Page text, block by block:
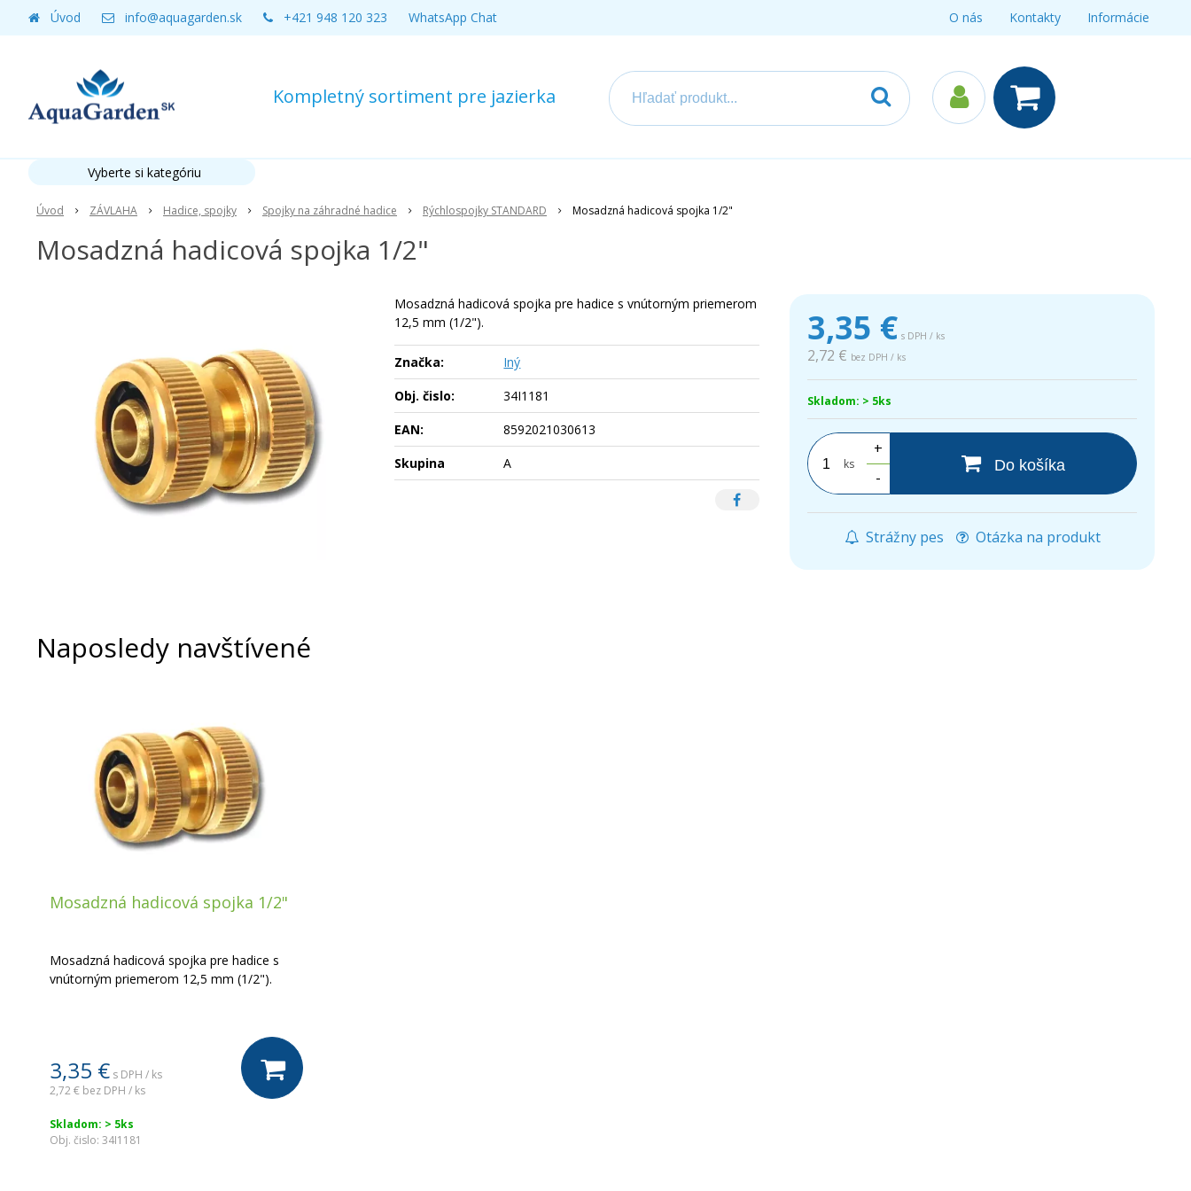
Kompletný sortiment pre jazierka
Úvod info@aquagarden.sk +421 948 120 323 WhatsApp Chat O nás Kontakty Informácie
Úvod ZÁVLAHA Hadice, spojky Spojky na záhradné hadice Rýchlospojky STANDARD Mosadzná hadicová spojka 1/2"
Mosadzná hadicová spojka 1/2"
3,35 € s DPH / ks
2,72 € bez DPH / ks
Skladom: > 5ks
ks
+
-
Do košíka
Strážny pes Otázka na produkt
Mosadzná hadicová spojka pre hadice s vnútorným priemerom
12,5 mm (1/2").
Značka:
Iný
Obj. čislo:
34I1181
EAN:
8592021030613
Skupina
A
Naposledy navštívené
Mosadzná hadicová spojka 1/2"
Mosadzná hadicová spojka pre hadice s
vnútorným priemerom 12,5 mm (1/2").
3,35 € s DPH / ks
2,72 € bez DPH / ks
Skladom: > 5ks
Obj. čislo: 34I1181
Vyberte si kategóriu